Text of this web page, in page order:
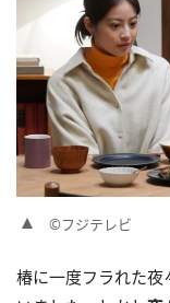
©フジテレビ
椿に一度フラれた